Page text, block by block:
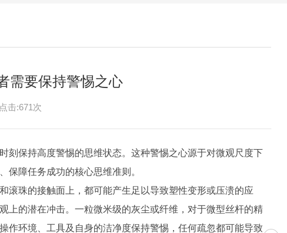
需要保持警惕之心
击:671次
刻保持高度警惕的思维状态。这种警惕之心源于对微观尺度下
保障任务成功的核心思维准则。
滚珠的接触面上，都可能产生足以导致塑性变形或压溃的应
上的潜在冲击。一粒微米级的灰尘或纤维，对于微型丝杆的精
作环境、工具及自身的洁净度保持警惕，任何疏忽都可能导致